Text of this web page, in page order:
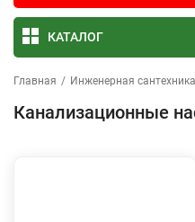
КАТАЛОГ
Главная / Инженерная сантехника
Канализационные